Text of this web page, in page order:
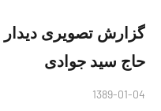
گزارش تصویری
حاج سید جوادی
1389-01-04